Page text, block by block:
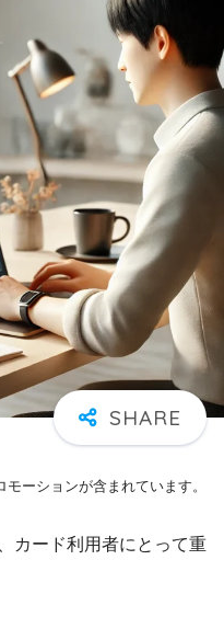
ーションが含まれています。
カード利用者にとって重